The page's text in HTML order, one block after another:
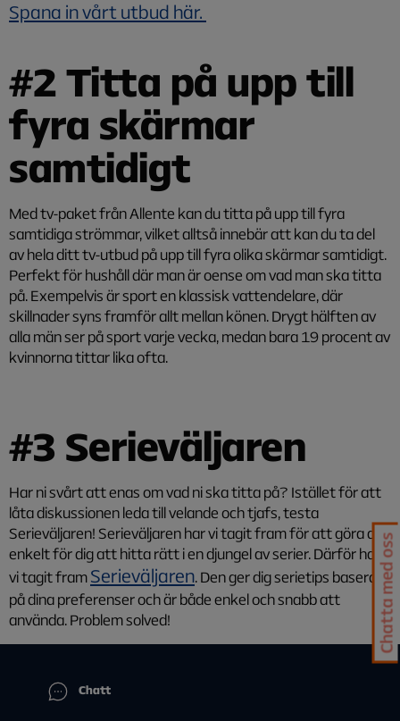
Spana in vårt utbud här.
#2 Titta på upp till
fyra skärmar
samtidigt
Med tv-paket från Allente kan du titta på upp till fyra
samtidiga strömmar, vilket alltså innebär att kan du ta del
av hela ditt tv-utbud på upp till fyra olika skärmar samtidigt.
Perfekt för hushåll där man är oense om vad man ska titta
på. Exempelvis är sport en klassisk vattendelare, där
skillnader syns framför allt mellan könen. Drygt hälften av
alla män ser på sport varje vecka, medan bara 19 procent av
kvinnorna tittar lika ofta.
#3 Serieväljaren
Har ni svårt att enas om vad ni ska titta på? Istället för att
låta diskussionen leda till velande och tjafs, testa
Serieväljaren! Serieväljaren har vi tagit fram för att göra det
enkelt för dig att hitta rätt i en djungel av serier. Därför har
vi tagit framSerieväljaren. Den ger dig serietips baserat
på dina preferenser och är både enkel och snabb att
använda. Problem solved!
Chatt
Chatta med oss